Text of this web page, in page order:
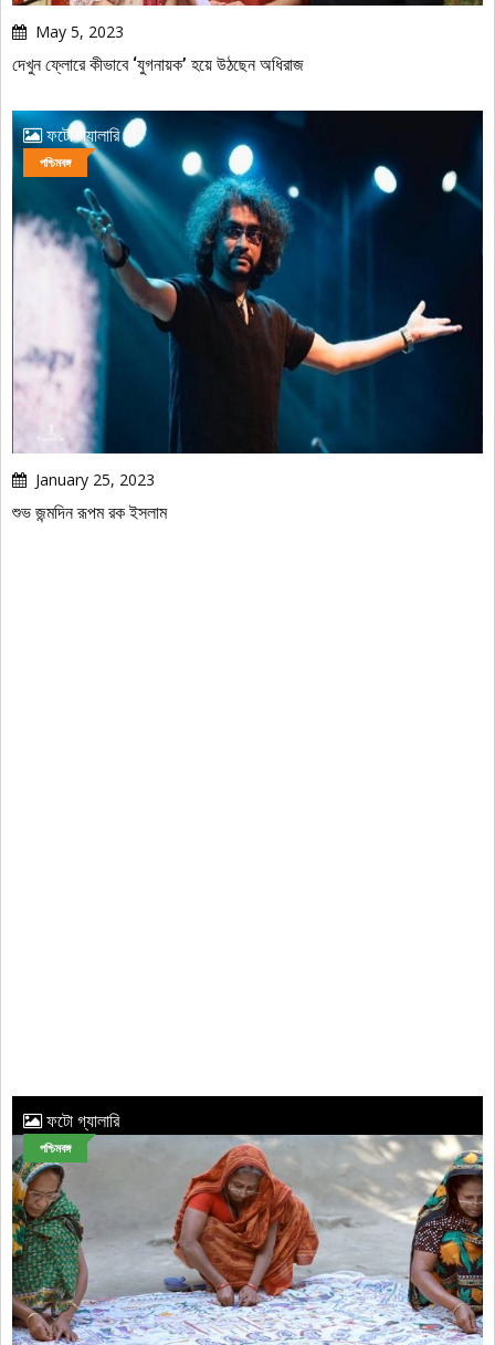
May 5, 2023
দেখুন ফ্লোরে কীভাবে ‘যুগনায়ক’ হয়ে উঠছেন অধিরাজ
ফটো গ্যালারি
পশ্চিমবঙ্গ
January 25, 2023
শুভ জন্মদিন রূপম রক ইসলাম
ফটো গ্যালারি
পশ্চিমবঙ্গ